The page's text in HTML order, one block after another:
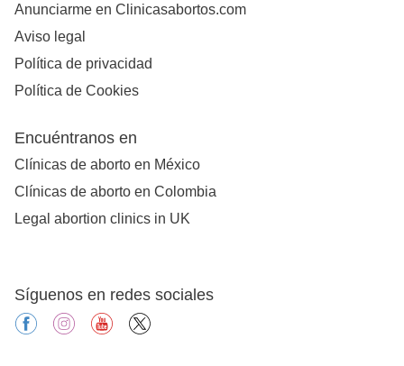
Anunciarme en Clinicasabortos.com
Aviso legal
Política de privacidad
Política de Cookies
Encuéntranos en
Clínicas de aborto en México
Clínicas de aborto en Colombia
Legal abortion clinics in UK
Síguenos en redes sociales
facebookinstagramyoutube